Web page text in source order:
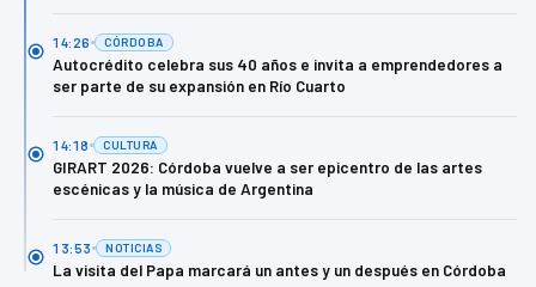
14:26 CÓRDOBA
Autocrédito celebra sus 40 años e invita a emprendedores a
ser parte de su expansión en Río Cuarto
14:18 CULTURA
GIRART 2026: Córdoba vuelve a ser epicentro de las artes
escénicas y la música de Argentina
13:53 NOTICIAS
La visita del Papa marcará un antes y un después en Córdoba